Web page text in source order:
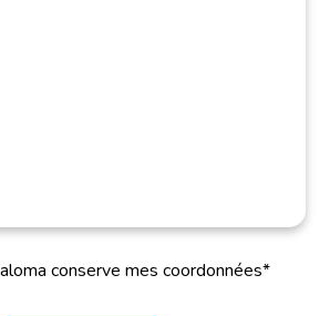
conserve mes coordonnées*